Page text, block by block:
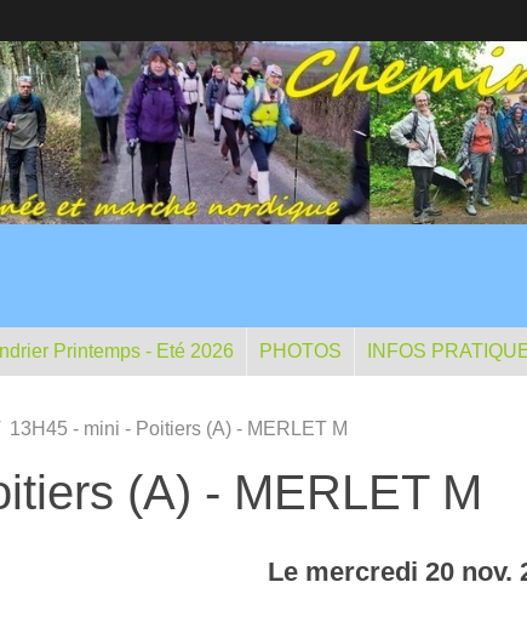
Printemps - Eté 2026 PHOTOS INFOS
13H45 - mini - Poitiers (A) - MERLET M
(A) - MERLET M
Le mercredi 20 nov.